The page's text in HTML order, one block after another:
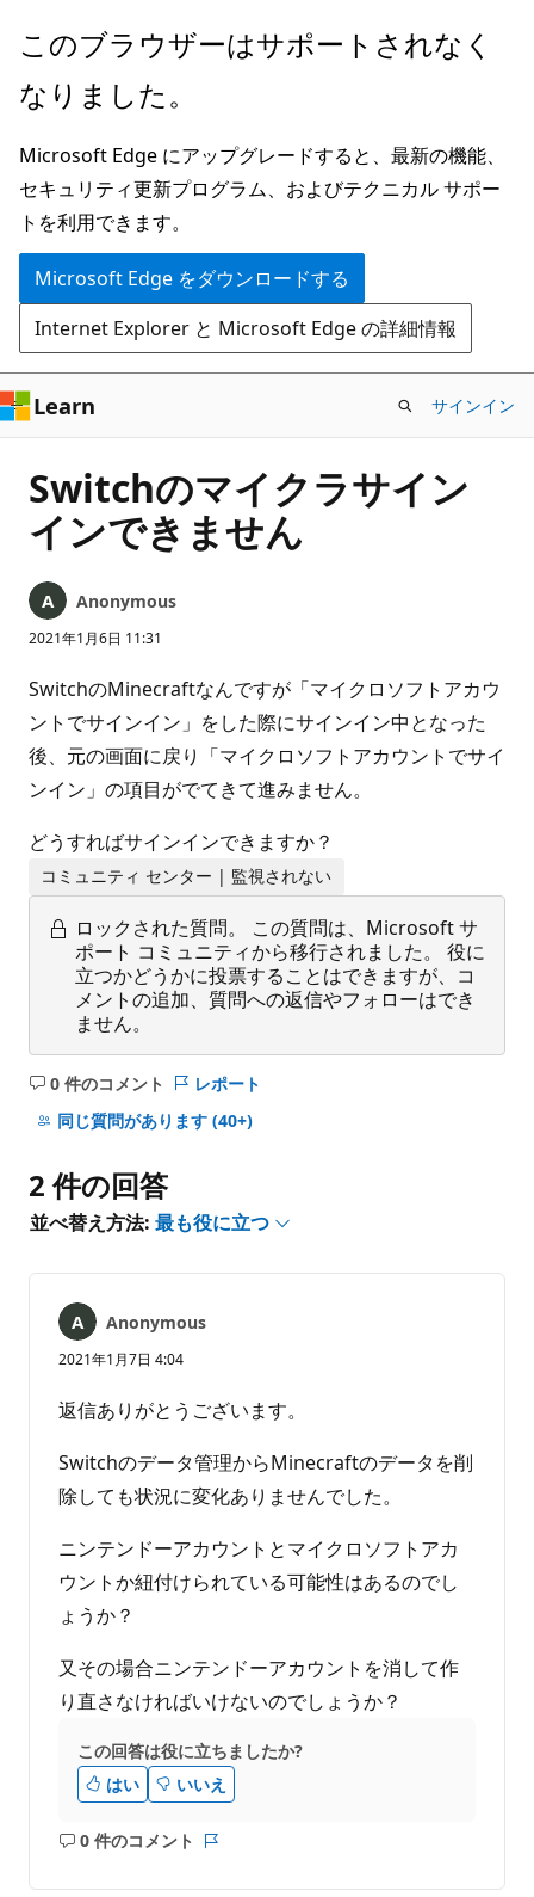
メ
ン
ン
テ
ン
ツ
に
ス
キ
ッ
プ
このブラウザーはサポートされなく
なりました。
Microsoft Edge にアップグレードすると、最新の機能、
セキュリティ更新プログラム、およびテクニカル サポー
トを利用できます。
Microsoft Edge をダウンロードする
Internet Explorer と Microsoft Edge の詳細情報
Learn サインイン
Switchのマイクラサイン
インできません
Anonymous
2021年1月6日 11:31
SwitchのMinecraftなんですが「マイクロソフトアカウ
ントでサインイン」をした際にサインイン中となった
後、元の画面に戻り「マイクロソフトアカウントでサイ
ンイン」の項目がでてきて進みません。
どうすればサインインできますか？
コミュニティ センター | 監視されない
ロックされた質問。
この質問は、Microsoft サ
ポート コミュニティから移行されました。 役に
立つかどうかに投票することはできますが、コ
メントの追加、質問への返信やフォローはでき
ません。
0 件のコメント
コ
メ
は
あ
ま
ん
レポート
同じ質問があります (40+)
2 件の回答
並べ替え方法: 最も役に立つ
Anonymous
2021年1月7日 4:04
返信ありがとうございます。
Switchのデータ管理からMinecraftのデータを削
除しても状況に変化ありませんでした。
ニンテンドーアカウントとマイクロソフトアカ
ウントか紐付けられている可能性はあるのでし
ょうか？
又その場合ニンテンドーアカウントを消して作
り直さなければいけないのでしょうか？
この回答は役に立ちましたか?
はい
いいえ
0 件のコメント
コ